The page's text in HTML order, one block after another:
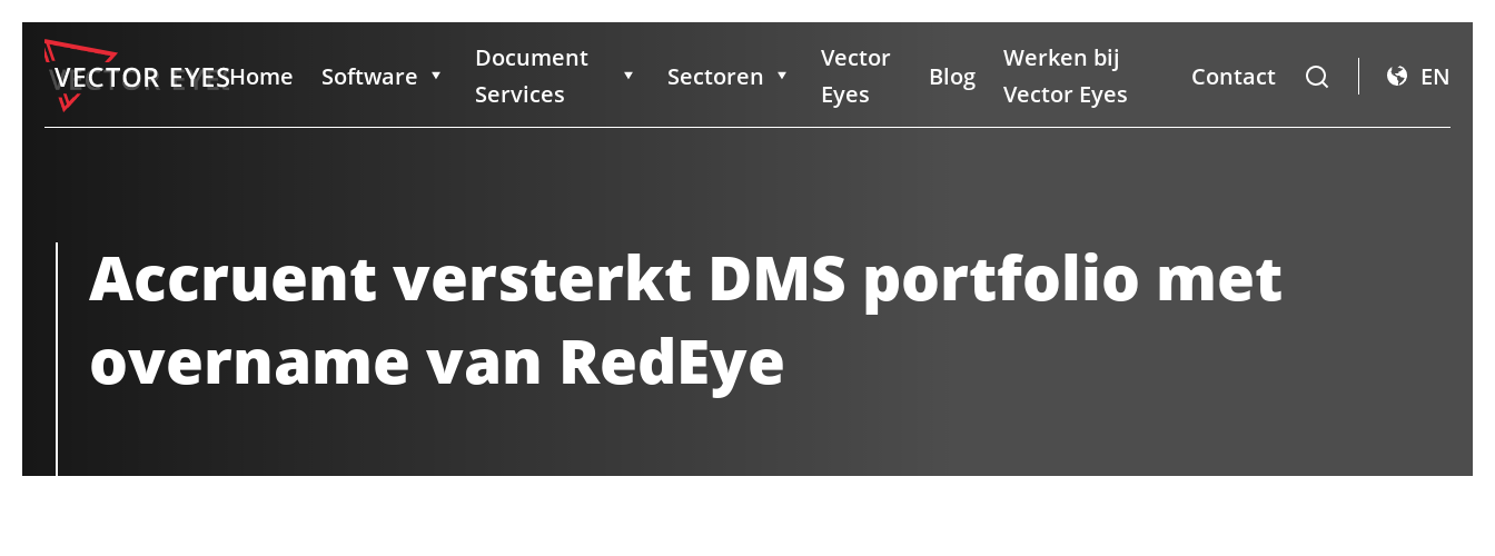
Home Software
Document
Services
Sectoren
Vector
Eyes
Blog
Werken bij
Vector Eyes
Contact EN
Accruent versterkt DMS portfolio met
overname van RedEye